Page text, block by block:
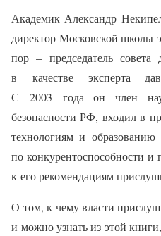
Академик Александр
директор Московской
пор – председатель
в качестве эксперта
С 2003 года он член
безопасности РФ, входил в
технологиям и
по конкурентоспособности и
к его рекомендациям
О том, к чему власти
и можно узнать из этой